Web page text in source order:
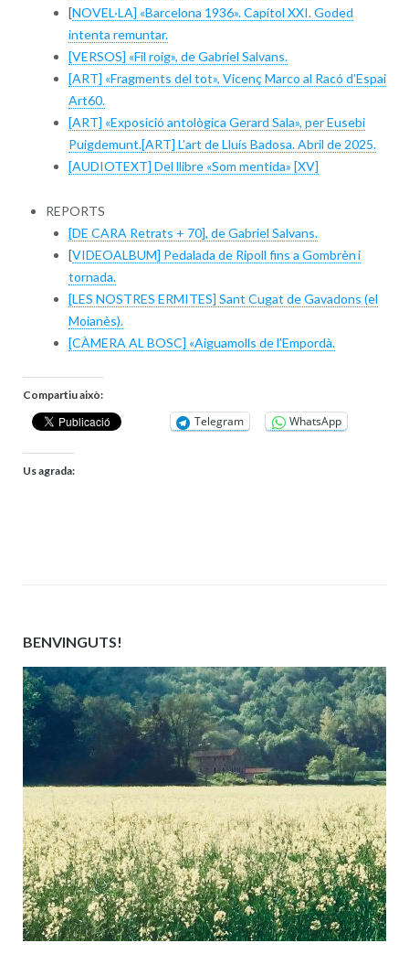
[NOVEL·LA] «Barcelona 1936». Capítol XXI. Goded
intenta remuntar.
[VERSOS] «Fil roig», de Gabriel Salvans.
[ART] «Fragments del tot», Vicenç Marco al Racó d’Espai
Art60.
[ART] «Exposició antològica Gerard Sala», per Eusebi
Puigdemunt.[ART] L’art de Lluís Badosa. Abril de 2025.
[AUDIOTEXT] Del llibre «Som mentida» [XV]
REPORTS
[DE CARA Retrats + 70], de Gabriel Salvans.
[VIDEOALBUM] Pedalada de Ripoll fins a Gombrèn i
tornada.
[LES NOSTRES ERMITES] Sant Cugat de Gavadons (el
Moianès).
[CÀMERA AL BOSC] «Aiguamolls de l’Empordà.
Compartiu això:
Telegram WhatsApp
Us agrada:
BENVINGUTS!